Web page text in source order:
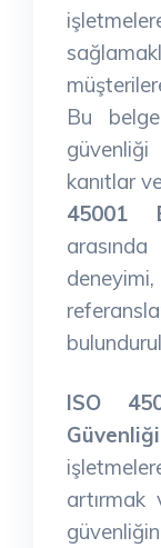
Bu
kanıtlar
45001
ISO
artırmak